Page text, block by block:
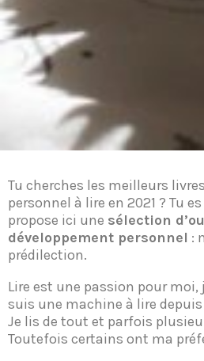
Tu cherches les meilleurs
personnel à lire en 2021 ? Tu
propose ici une sélection
développement personnel :
prédilection.
Lire est une passion pour
suis une machine à lire
Je lis de tout et parfois
Toutefois certains ont ma